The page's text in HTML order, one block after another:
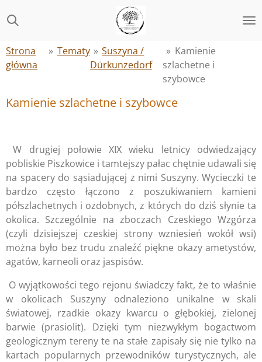
do
treści
Strona
główna
» Tematy » Suszyna /
Dürkunzedorf
» Kamienie
szlachetne i
szybowce
Kamienie szlachetne i szybowce
W drugiej połowie XIX wieku letnicy odwiedzający
pobliskie Piszkowice i tamtejszy pałac chętnie udawali się
na spacery do sąsiadującej z nimi Suszyny. Wycieczki te
bardzo często łączono z poszukiwaniem kamieni
półszlachetnych i ozdobnych, z których do dziś słynie ta
okolica. Szczególnie na zboczach Czeskiego Wzgórza
(czyli dzisiejszej czeskiej strony wzniesień wokół wsi)
można było bez trudu znaleźć piękne okazy ametystów,
agatów, karneoli oraz jaspisów.
O wyjątkowości tego rejonu świadczy fakt, że to właśnie
w okolicach Suszyny odnaleziono unikalne w skali
światowej, rzadkie okazy kwarcu o głębokiej, zielonej
barwie (prasiolit). Dzięki tym niezwykłym bogactwom
geologicznym tereny te na stałe zapisały się nie tylko na
kartach popularnych przewodników turystycznych, ale